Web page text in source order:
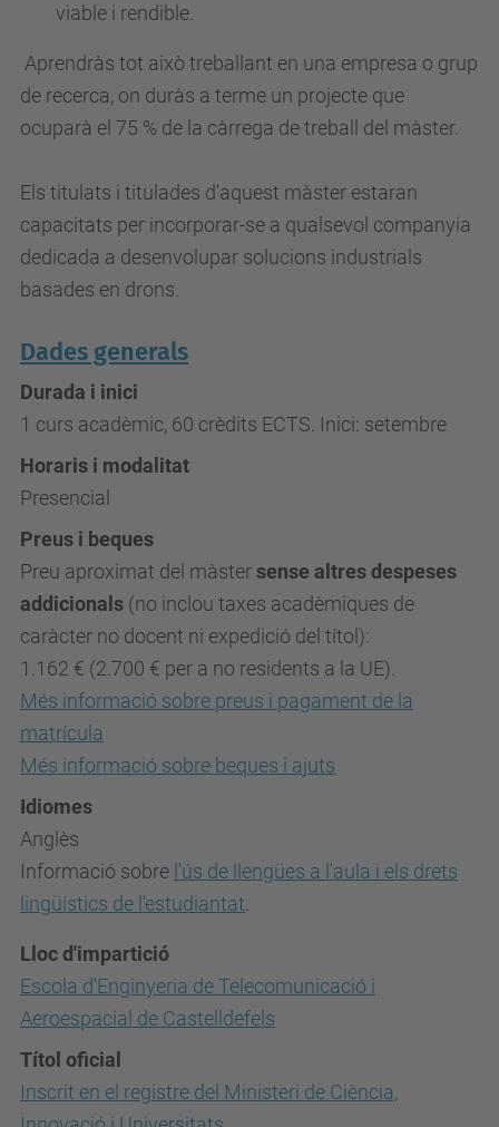
viable i rendible.
Aprendràs tot això treballant en una empresa o grup
de recerca, on duràs a terme un projecte que
ocuparà el 75 % de la càrrega de treball del màster.
Els titulats i titulades d'aquest màster estaran
capacitats per incorporar-se a qualsevol companyia
dedicada a desenvolupar solucions industrials
basades en drons.
Dades generals
Durada i inici
1 curs acadèmic, 60 crèdits ECTS. Inici: setembre
Horaris i modalitat
Presencial
Preus i beques
Preu aproximat del màstersense altres despeses
addicionals (no inclou taxes acadèmiques de
caràcter no docent ni expedició del títol):
1.162 € (2.700 € per a no residents a la UE).
Més informació sobre preus i pagament de la
matrícula
Més informació sobre beques i ajuts
Idiomes
Anglès
Informació sobre l'ús de llengües a l'aula i els drets
lingüístics de l'estudiantat
Lloc d'impartició
Escola d'Enginyeria de Telecomunicació i
Aeroespacial de Castelldefels
Títol oficial
Inscrit en el registre del Ministeri de Ciència,